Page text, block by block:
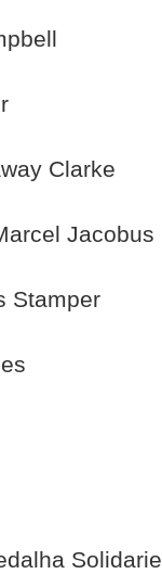
Clarke
Jacobus
Stamper